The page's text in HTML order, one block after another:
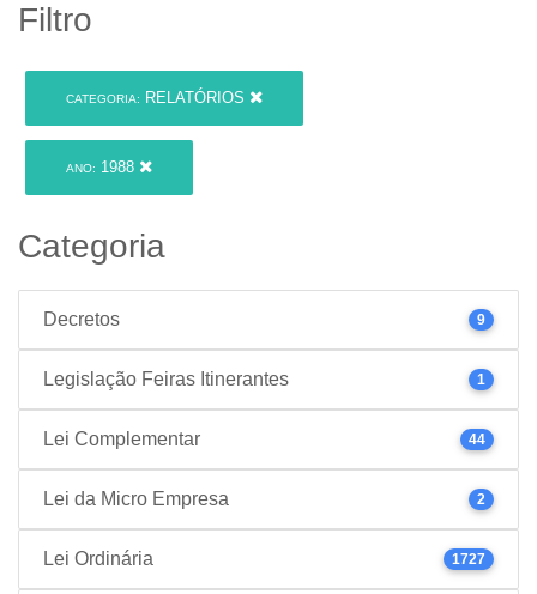
Filtro
CATEGORIA: RELATÓRIOS
ANO: 1988
Categoria
Decretos 9
Legislação Feiras Itinerantes 1
Lei Complementar 44
Lei da Micro Empresa 2
Lei Ordinária 1727